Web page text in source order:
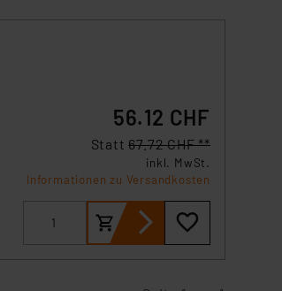
56.12 CHF
Statt67.72 CHF **
inkl. MwSt.
Informationen zu Versandkosten